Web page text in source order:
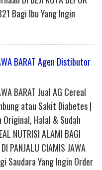
Bagi Ibu Yang Ingin
BARAT Agen Distibutor
BARAT Jual AG Cereal
atau Sakit Diabetes |
Halal & Sudah
NUTRISI ALAMI BAGI
PANJALU CIAMIS JAWA
Saudara Yang Ingin Order